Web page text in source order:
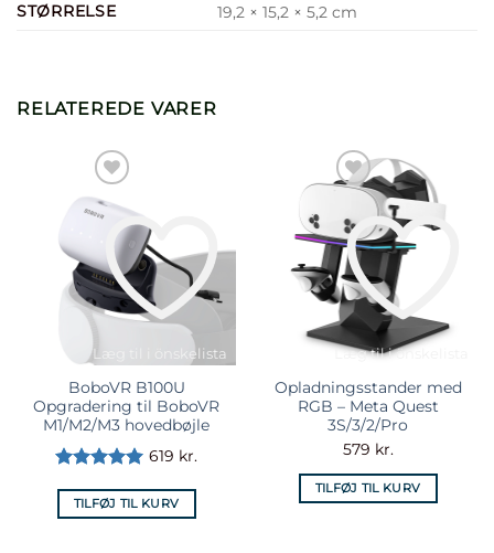
STØRRELSE
19,2 × 15,2 × 5,2 cm
RELATEREDE VARER
Læg til i önskelista
BoboVR B100U
Opgradering til BoboVR
M1/M2/M3 hovedbøjle
ud af 5
619 kr.
TILFØJ TIL KURV
Læg til i önskelista
Opladningsstander med
RGB – Meta Quest
3S/3/2/Pro
579 kr.
TILFØJ TIL KURV